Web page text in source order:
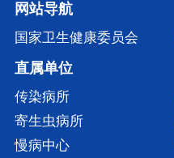
网站导航
国家卫生健康委员会
直属单位
传染病所
寄生虫病所
慢病中心